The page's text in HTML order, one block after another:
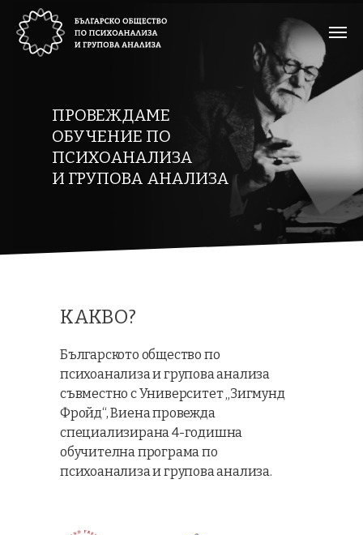
ПРОВЕЖДАМЕ
ОБУЧЕНИЕ ПО
ПСИХОАНАЛИЗА
И ГРУПОВА АНАЛИЗА
КАКВО?
Българското общество по
психоанализа и групова анализа
съвместно с Университет „Зигмунд
Фройд“, Виена провежда
специализирана 4-годишна
обучителна програма по
психоанализа и групова анализа.